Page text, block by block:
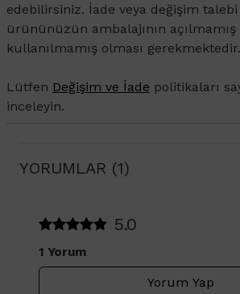
edebilirsiniz. İade veya değişim
ürününüzün ambalajının açılmamış
kullanılmamış olması gerekmektedir.
Lütfen Değişim ve İade politikaları
inceleyin.
YORUMLAR (1)
5.0
1 Yorum
Yorum Yap